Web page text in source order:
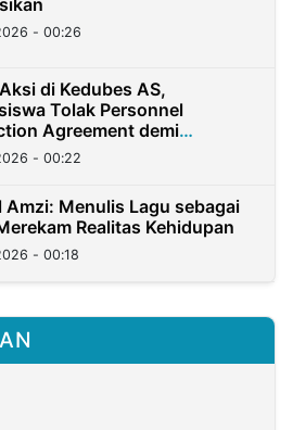
- 00:26
di Kedubes AS,
Tolak Personnel
Agreement demi
Negara
- 00:22
Amzi: Menulis Lagu sebagai
Realitas Kehidupan
- 00:18